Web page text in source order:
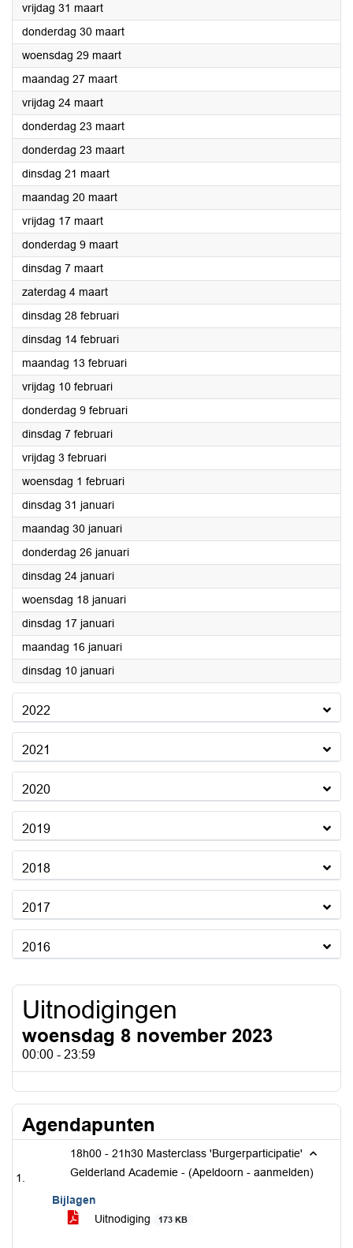
vrijdag 31 maart2023
donderdag 30 maart2023
woensdag 29 maart2023
maandag 27 maart2023
vrijdag 24 maart2023
donderdag 23 maart2023
donderdag 23 maart2023
dinsdag 21 maart2023
maandag 20 maart2023
vrijdag 17 maart2023
donderdag 9 maart2023
dinsdag 7 maart2023
zaterdag 4 maart2023
dinsdag 28 februari2023
dinsdag 14 februari2023
maandag 13 februari2023
vrijdag 10 februari2023
donderdag 9 februari2023
dinsdag 7 februari2023
vrijdag 3 februari2023
woensdag 1 februari2023
dinsdag 31 januari2023
maandag 30 januari2023
donderdag 26 januari2023
dinsdag 24 januari2023
woensdag 18 januari2023
dinsdag 17 januari2023
maandag 16 januari2023
dinsdag 10 januari2023
2022
2021
2020
2019
2018
2017
2016
Uitnodigingen
woensdag 8 november 2023
00:00 - 23:59
Agendapunten
18h00 - 21h30 Masterclass 'Burgerparticipatie'
Gelderland Academie - (Apeldoorn - aanmelden)
Bijlagen
Uitnodiging
173 KB